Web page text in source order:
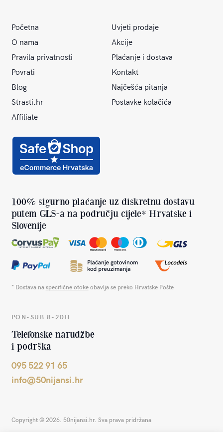
Početna
Uvjeti prodaje
O nama
Akcije
Pravila privatnosti
Plaćanje i dostava
Povrati
Kontakt
Blog
Najčešća pitanja
Strasti.hr
Postavke kolačića
Affiliate
100% sigurno plaćanje uz diskretnu dostavu
putem GLS-a na području cijele* Hrvatske i
Slovenije
* Dostava naspecifične otokeobavlja se preko Hrvatske Pošte
PON-SUB 8-20H
Telefonske narudžbe
i podrška
095 522 91 65
info@50nijansi.hr
Copyright © 2026. 50nijansi.hr. Sva prava pridržana